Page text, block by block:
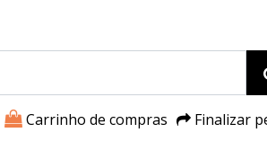
Carrinho de compras Finalizar